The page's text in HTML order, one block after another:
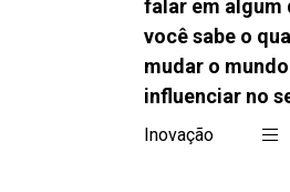
falar em algum
você sabe o
mudar o
influenciar no
Inovação